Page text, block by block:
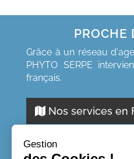
PROCHE
Grâce à un réseau
PHYTO SERPE
français.
Nos services en
Garrigues
retour
satisfaction
Domestiques
(34)
- Société